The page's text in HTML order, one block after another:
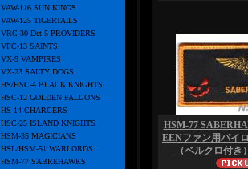
VAW-116 SUN KINGS
VAW-125 TIGERTAILS
VRC-30 Det-5 PROVIDERS
VFC-13 SAINTS
VX-9 VAMPIRES
VX-23 SALTY DOGS
HS/HSC-4 BLACK KNIGHTS
HSC-12 GOLDEN FALCONS
HS-14 CHARGERS
HSC-25 ISLAND KNIGHTS
HSM-35 MAGICIANS
HSL/HSM-51 WARLORDS
HSM-77 SABREHAWKS
HSM-77
EENファン用パイ
（ベルクロ付き）